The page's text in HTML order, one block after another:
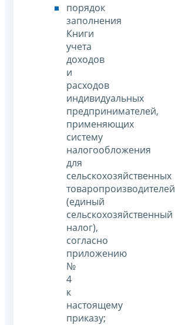
порядок
заполнения
Книги
учета
доходов
и
расходов
индивидуальных
предпринимателей,
применяющих
систему
налогообложения
для
сельскохозяйственных
товаропроизводителей
(единый
сельскохозяйственный
налог),
согласно
приложению
№
4
к
настоящему
приказу;